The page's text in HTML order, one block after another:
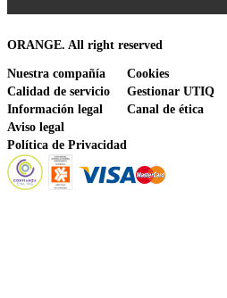
ORANGE. All right reserved
Nuestra compañía
Calidad de servicio
Información legal
Aviso legal
Política de Privacidad
Cookies
Gestionar UTIQ
Canal de ética